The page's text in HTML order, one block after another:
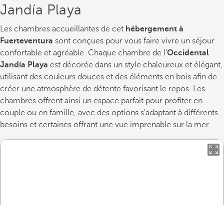
Jandía Playa
Les chambres accueillantes de cet hébergement à
Fuerteventura sont conçues pour vous faire vivre un séjour
confortable et agréable. Chaque chambre de l'Occidental
Jandía Playa est décorée dans un style chaleureux et élégant,
utilisant des couleurs douces et des éléments en bois afin de
créer une atmosphère de détente favorisant le repos. Les
chambres offrent ainsi un espace parfait pour profiter en
couple ou en famille, avec des options s'adaptant à différents
besoins et certaines offrant une vue imprenable sur la mer.